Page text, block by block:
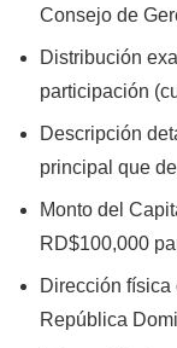
Consejo de
Distribución
participación
Descripción
principal que
Monto del
RD$100,000
Dirección
República